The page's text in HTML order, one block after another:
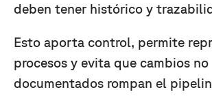
deben tener histórico y
Esto aporta control, permite
procesos y evita que cambios no
documentados rompan el